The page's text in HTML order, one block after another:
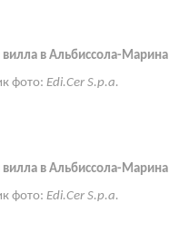
вилла в Альбиссола-Марина
фото: Edi.Cer S.p.a.
вилла в Альбиссола-Марина
фото: Edi.Cer S.p.a.